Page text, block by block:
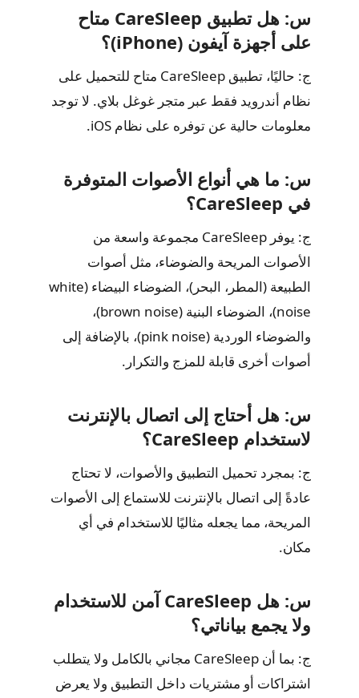
س: هل تطبيق CareSleep متاح
على أجهزة آيفون (iPhone)؟
ج: حاليًا، تطبيق CareSleep متاح للتحميل على
نظام أندرويد فقط عبر متجر غوغل بلاي. لا توجد
معلومات حالية عن توفره على نظام iOS.
س: ما هي أنواع الأصوات المتوفرة
في CareSleep؟
ج: يوفر CareSleep مجموعة واسعة من
الأصوات المريحة والضوضاء، مثل أصوات
الطبيعة (المطر، البحر)، الضوضاء البيضاء (white
noise)، الضوضاء البنية (brown noise)،
والضوضاء الوردية (pink noise)، بالإضافة إلى
أصوات أخرى قابلة للمزج والتكرار.
س: هل أحتاج إلى اتصال بالإنترنت
لاستخدام CareSleep؟
ج: بمجرد تحميل التطبيق والأصوات، لا تحتاج
عادةً إلى اتصال بالإنترنت للاستماع إلى الأصوات
المريحة، مما يجعله مثاليًا للاستخدام في أي
مكان.
س: هل CareSleep آمن للاستخدام
ولا يجمع بياناتي؟
ج: بما أن CareSleep مجاني بالكامل ولا يتطلب
اشتراكات أو مشتريات داخل التطبيق ولا يعرض